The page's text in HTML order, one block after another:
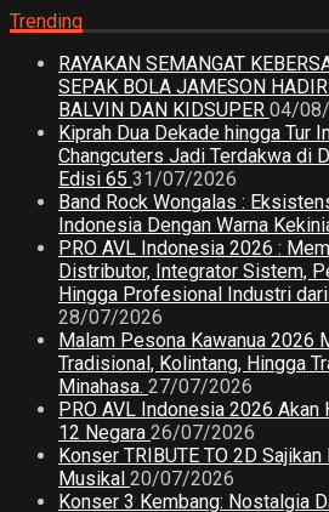
Trending
RAYAKAN SEMANGAT
SEPAK BOLA JAMESON
BALVIN DAN KIDSUPER 04/
Kiprah Dua Dekade hingga Tur
Changcuters Jadi Terdakwa di
Edisi 65 31/07/2026
Band Rock Wongalas :
Indonesia Dengan Warna
PRO AVL Indonesia 2026 :
Distributor, Integrator Sistem,
Hingga Profesional Industri
28/07/2026
Malam Pesona Kawanua 2026
Tradisional, Kolintang, Hingga
Minahasa. 27/07/2026
PRO AVL Indonesia 2026 Akan
12 Negara 26/07/2026
Konser TRIBUTE TO 2D
Musikal 20/07/2026
Konser 3 Kembang: Nostalgia